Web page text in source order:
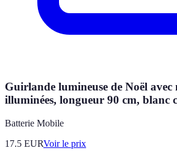
Guirlande lumineuse de Noël avec
illuminées, longueur 90 cm, blanc
Batterie Mobile
17.5 EURVoir le prix